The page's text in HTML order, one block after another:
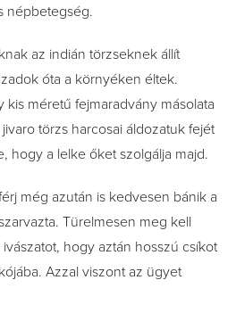
nép­betegség.
az indián törzseknek állít
óta a környéken éltek.
méretű fejmaradvány másolata
törzs harcosai áldozatuk fejét
hogy a lelke őket szolgálja majd.
még azután is kedvesen bánik a
Türelmesen meg kell
hogy aztán hosszú csíkot
Azzal viszont az ügyet